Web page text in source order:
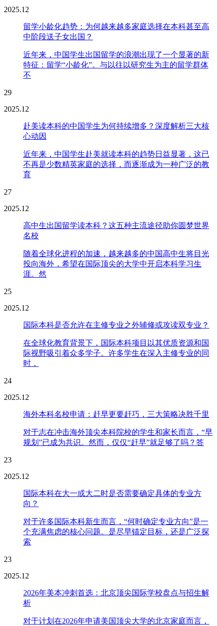
2025.12
留学小龄化趋势：为何越来越多家庭选择在本科甚至高
中阶段送子女出国？
近年来，中国学生出国留学的浪潮出现了一个显著的新
特征：留学“小龄化”。与以往以研究生为主的留学群体
不
29
2025.12
赴美读本科的中国学生为何持续增多？深度解析三大核
心动因
近年来，中国学生赴美就读本科的趋势日益显著，这已
不再是少数精英家庭的选择，而逐渐成为一种广泛的教
育
27
2025.12
高中生出国留学读本科？这五种主流途径助你圆梦世界
名校
随着全球化进程的加速，越来越多的中国高中生将目光
投向海外，希望在国际顶尖的大学中开启本科学习生
涯。然
25
2025.12
国际本科是否允许在主修专业之外辅修或攻读双专业？
在全球化教育背景下，国际本科项目以其优质资源和国
际视野吸引着众多学子。许多学生在深入主修专业的同
时，
24
2025.12
海外本科名校申请：赶早更要赶巧，三大策略决胜千里
对于志在冲击海外顶尖本科院校的学生和家长而言，“早
规划”已成为共识。然而，仅仅“赶早”就足够了吗？答
23
2025.12
国际本科在大一或大二时是否需要确定具体的专业方
向？
对于许多国际本科新生而言，“何时确定专业方向”是一
个充满焦虑的核心问题。是尽早锚定目标，还是广泛探
索
23
2025.12
2026年美本冲刺首选：北京顶尖国际学校盘点与招生解
析
对于计划在2026年申请美国顶尖大学的北京家庭而言，